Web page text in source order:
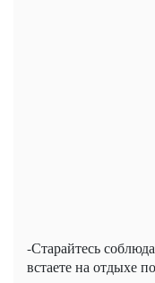
-Старайтесь
встаете на отдыхе